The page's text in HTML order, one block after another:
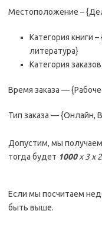
Местоположение –
Категория книги
литература}
Категория
Время заказа —
Тип заказа — {Онлайн,
Допустим, мы получаем
тогда будет 1000x 3 x
Если мы посчитаем
быть выше.